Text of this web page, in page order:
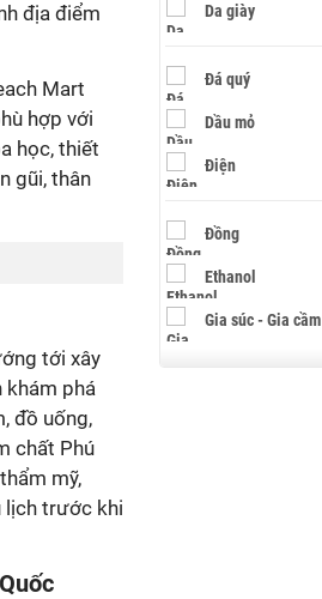
địa điểm
Mart
hợp với
học, thiết
gũi, thân
tới xây
khám phá
đồ uống,
chất Phú
mỹ,
lịch trước khi
Da giày
Đá quý
Dầu mỏ
Điện
Đồng
Ethanol
Gia súc - Gia cầm